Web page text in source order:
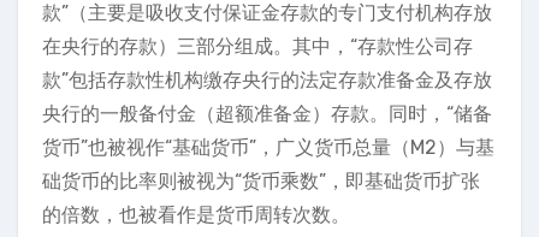
款”（主要是吸收支付保证金存款的专门支付机构存放
在央行的存款）三部分组成。其中，“存款性公司存
款”包括存款性机构缴存央行的法定存款准备金及存放
央行的一般备付金（超额准备金）存款。同时，“储备
货币”也被视作“基础货币”，广义货币总量（M2）与基
础货币的比率则被视为“货币乘数”，即基础货币扩张
的倍数，也被看作是货币周转次数。